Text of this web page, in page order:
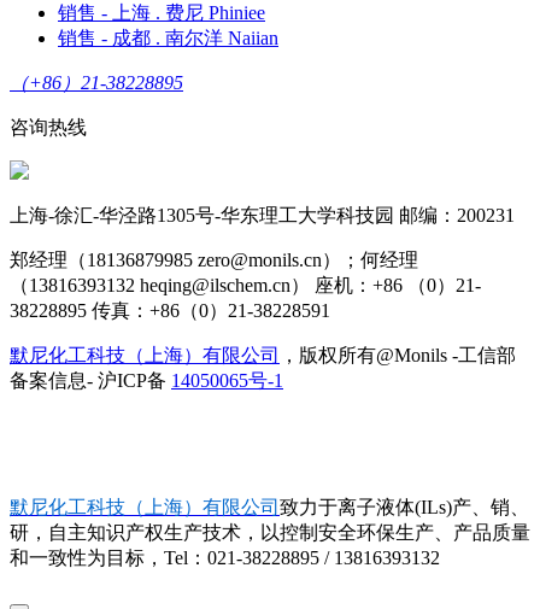
销售 - 上海 . 费尼 Phiniee
销售 - 成都 . 南尔洋 Naiian
（+86）21-38228895
咨询热线
上海-徐汇-华泾路1305号-华东理工大学科技园 邮编：200231
郑经理（18136879985 zero@monils.cn）；何经理
（13816393132 heqing@ilschem.cn） 座机：+86 （0）21-
38228895 传真：+86（0）21-38228591
默尼化工科技（上海）有限公司
，版权所有@Monils -工信部
备案信息- 沪ICP备 14050065号-1
默尼化工科技（上海）有限公司 致力于离子液体(ILs)产、销、
研，自主知识产权生产技术，以控制安全环保生产、产品质量
和一致性为目标，Tel：021-38228895 / 13816393132